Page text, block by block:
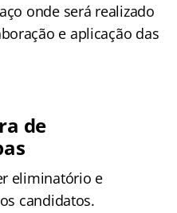
onde será realizado
e aplicação das
de
eliminatório e
candidatos.